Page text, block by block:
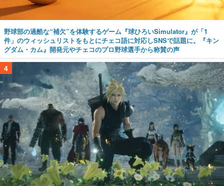
野球部の過酷な“補欠”を体験するゲーム『球ひろいSimulator』が「1
件」のウィッシュリストをもとにチェコ語に対応しSNSで話題に。『キン
グダム・カム』開発元やチェコのプロ野球選手から称賛の声
4